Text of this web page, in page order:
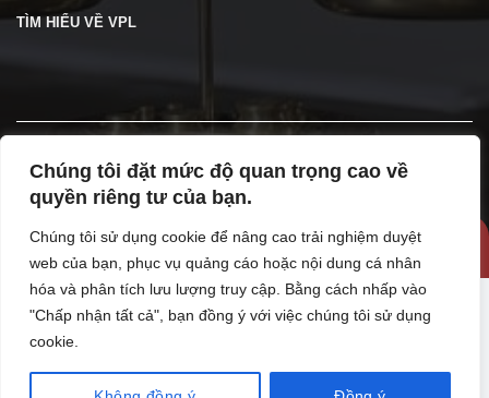
Chúng tôi đặt mức độ quan trọng cao về
quyền riêng tư của bạn.
Chúng tôi sử dụng cookie để nâng cao trải nghiệm duyệt
web của bạn, phục vụ quảng cáo hoặc nội dung cá nhân
hóa và phân tích lưu lượng truy cập. Bằng cách nhấp vào
"Chấp nhận tất cả", bạn đồng ý với việc chúng tôi sử dụng
cookie.
TÌM HIỂU VỀ VPL
Copyright 2026 ©vanphuclawfirm